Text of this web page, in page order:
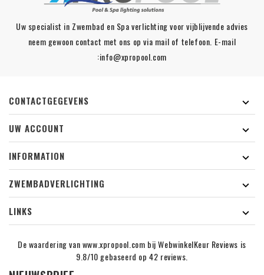
Uw specialist in Zwembad en Spa verlichting voor vijblijvende advies
neem gewoon contact met ons op via mail of telefoon. E-mail
:info@xpropool.com
CONTACTGEGEVENS

UW ACCOUNT

INFORMATION

ZWEMBADVERLICHTING

LINKS

De waardering van www.xpropool.com bijWebwinkelKeur Reviews is
9.8/10 gebaseerd op 42 reviews.